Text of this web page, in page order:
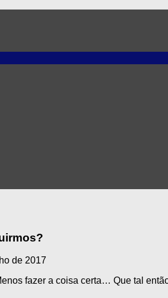
de 2017
fazer a coisa certa… Que tal